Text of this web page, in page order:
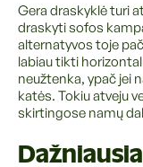
Gera draskyklė turi
draskyti sofos
alternatyvos toje
labiau tikti
neužtenka, ypač jei
katės. Tokiu atveju
skirtingose namų